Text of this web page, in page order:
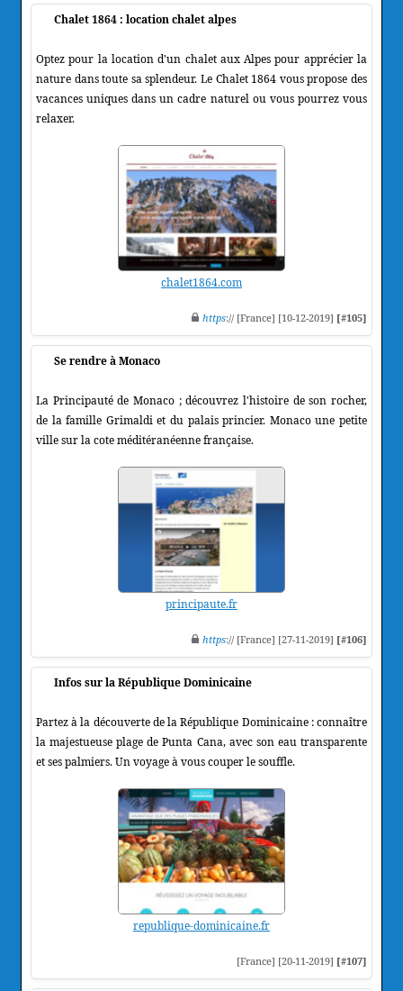
Chalet 1864 : location chalet alpes
Optez pour la location d'un chalet aux Alpes pour apprécier la
nature dans toute sa splendeur. Le Chalet 1864 vous propose des
vacances uniques dans un cadre naturel ou vous pourrez vous
relaxer.
chalet1864.com
https:// [France] [10-12-2019] [#105]
Se rendre à Monaco
La Principauté de Monaco ; découvrez l'histoire de son rocher,
de la famille Grimaldi et du palais princier. Monaco une petite
ville sur la cote méditéranéenne française.
principaute.fr
https:// [France] [27-11-2019] [#106]
Infos sur la République Dominicaine
Partez à la découverte de la République Dominicaine : connaître
la majestueuse plage de Punta Cana, avec son eau transparente
et ses palmiers. Un voyage à vous couper le souffle.
republique-dominicaine.fr
[France] [20-11-2019] [#107]